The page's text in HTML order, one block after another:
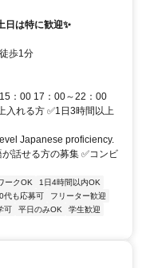
日は特に歓迎✨
歩1分
：00 17：00～22：00
入れる方 ✅1日3時間以上
Japanese proficiency.
話せる方の募集 ✅コンビ
ークOK
1日4時間以内OK
代も応募可
フリーター歓迎
平日のみOK
学生歓迎